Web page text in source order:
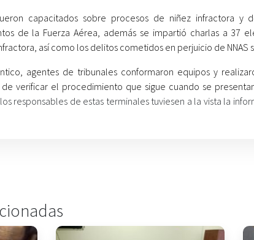
capacitados sobre procesos de niñez infractora y
de la Fuerza Aérea, además se impartió charlas a 37
así como los delitos cometidos en perjuicio de NNAS
agentes de tribunales conformaron equipos y
verificar el procedimiento que sigue cuando se
responsables de estas terminales tuviesen a la vista la